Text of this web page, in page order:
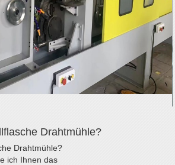
Drahtmühle?
Drahtmühle?
ich Ihnen das